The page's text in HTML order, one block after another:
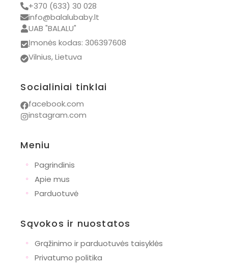
+370 (633) 30 028
info@balalubaby.lt
UAB "BALALU"
Įmonės kodas: 306397608
Vilnius, Lietuva
Socialiniai tinklai
facebook.com
instagram.com
Meniu
◦
Pagrindinis
◦ Apie mus
◦ Parduotuvė
Sąvokos ir nuostatos
◦
Grąžinimo ir parduotuvės taisyklės
◦ Privatumo politika